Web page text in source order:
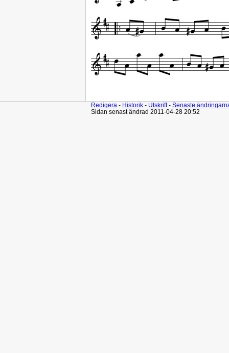
Redigera - Historik - Utskrift- Senaste
Sidan senast ändrad 2011-04-28 20:52